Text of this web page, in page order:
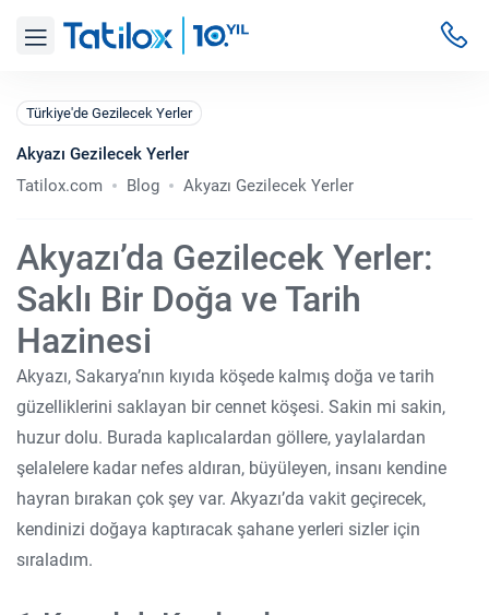
Türkiye'de Gezilecek Yerler
Akyazı Gezilecek Yerler
Tatilox.com
Blog Akyazı Gezilecek Yerler
Akyazı’da Gezilecek Yerler:
Saklı Bir Doğa ve Tarih
Hazinesi
Akyazı, Sakarya’nın kıyıda köşede kalmış doğa ve tarih
güzelliklerini saklayan bir cennet köşesi. Sakin mi sakin,
huzur dolu. Burada kaplıcalardan göllere, yaylalardan
şelalelere kadar nefes aldıran, büyüleyen, insanı kendine
hayran bırakan çok şey var. Akyazı’da vakit geçirecek,
kendinizi doğaya kaptıracak şahane yerleri sizler için
sıraladım.